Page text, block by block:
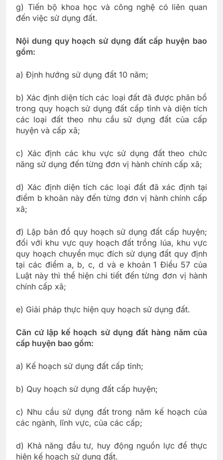
g) Tiến bộ khoa học và công nghệ có liên quan
đến việc sử dụng đất.
Nội dung quy hoạch sử dụng đất cấp huyện bao
gồm:
a) Định hướng sử dụng đất 10 năm;
b) Xác định diện tích các loại đất đã được phân bổ
trong quy hoạch sử dụng đất cấp tỉnh và diện tích
các loại đất theo nhu cầu sử dụng đất của cấp
huyện và cấp xã;
c) Xác định các khu vực sử dụng đất theo chức
năng sử dụng đến từng đơn vị hành chính cấp xã;
d) Xác định diện tích các loại đất đã xác định tại
điểm b khoản này đến từng đơn vị hành chính cấp
xã;
đ) Lập bản đồ quy hoạch sử dụng đất cấp huyện;
đối với khu vực quy hoạch đất trồng lúa, khu vực
quy hoạch chuyển mục đích sử dụng đất quy định
tại các điểm a, b, c, d và e khoản 1 Điều 57 của
Luật này thì thể hiện chi tiết đến từng đơn vị hành
chính cấp xã;
e) Giải pháp thực hiện quy hoạch sử dụng đất.
Căn cứ lập kế hoạch sử dụng đất hàng năm của
cấp huyện bao gồm:
a) Kế hoạch sử dụng đất cấp tỉnh;
b) Quy hoạch sử dụng đất cấp huyện;
c) Nhu cầu sử dụng đất trong năm kế hoạch của
các ngành, lĩnh vực, của các cấp;
d) Khả năng đầu tư, huy động nguồn lực để thực
hiện kế hoạch sử dụng đất.